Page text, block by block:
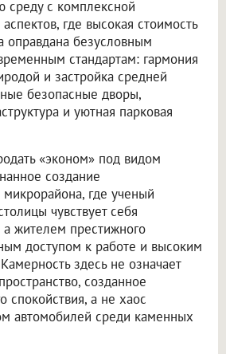
среду с комплексной
где высокая стоимость
оправдана безусловным
стандартам: гармония
и застройка средней
безопасные дворы,
и уютная парковая
«эконом» под видом
создание
где ученый
чувствует себя
жителем престижного
доступом к работе и высоким
здесь не означает
созданное
спокойствия, а не хаос
автомобилей среди каменных